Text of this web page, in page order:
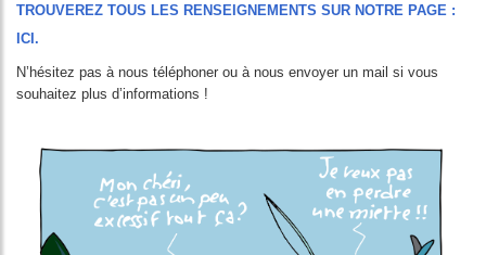
TROUVEREZ TOUS LES RENSEIGNEMENTS SUR NOTRE PAGE :
ICI .
N’hésitez pas à nous téléphoner ou à nous envoyer un mail si vous
souhaitez plus d’informations !
Image